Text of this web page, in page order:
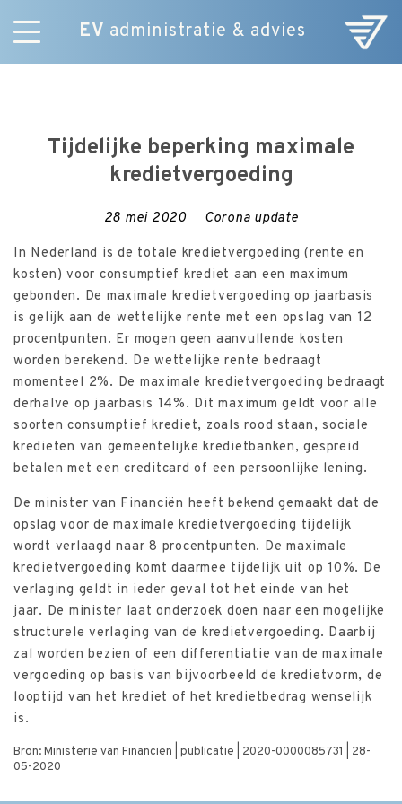
EV administratie & advies
Skip
NieuwsTijdelijke beperking maximale
kredietvergoeding
28 mei 2020 Corona update
In Nederland is de totale kredietvergoeding (rente en
kosten) voor consumptief krediet aan een maximum
gebonden. De maximale kredietvergoeding op jaarbasis
is gelijk aan de wettelijke rente met een opslag van 12
procentpunten. Er mogen geen aanvullende kosten
worden berekend. De wettelijke rente bedraagt
momenteel 2%. De maximale kredietvergoeding bedraagt
derhalve op jaarbasis 14%. Dit maximum geldt voor alle
soorten consumptief krediet, zoals rood staan, sociale
kredieten van gemeentelijke kredietbanken, gespreid
betalen met een creditcard of een persoonlijke lening.
De minister van Financiën heeft bekend gemaakt dat de
opslag voor de maximale kredietvergoeding tijdelijk
wordt verlaagd naar 8 procentpunten. De maximale
kredietvergoeding komt daarmee tijdelijk uit op 10%. De
verlaging geldt in ieder geval tot het einde van het
jaar. De minister laat onderzoek doen naar een mogelijke
structurele verlaging van de kredietvergoeding. Daarbij
zal worden bezien of een differentiatie van de maximale
vergoeding op basis van bijvoorbeeld de kredietvorm, de
looptijd van het krediet of het kredietbedrag wenselijk
is.
Bron: Ministerie van Financiën | publicatie | 2020-0000085731 | 28-
05-2020